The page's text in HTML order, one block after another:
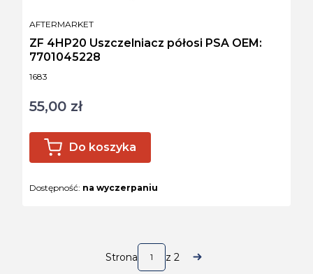
Kod produktu
1683
ZF 4HP20 Uszczelniacz półosi PSA OEM:
7701045228
PRODUCENT
AFTERMARKET
Cena
55,00 zł
Do koszyka
Dostępność: na wyczerpaniu
Strona z 2